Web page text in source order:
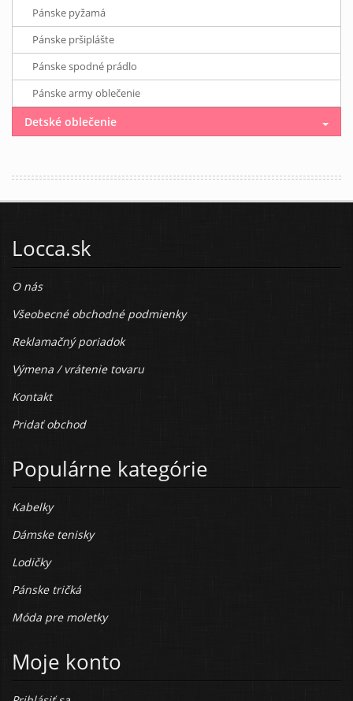
Pánske pyžamá
Pánske pršiplášte
Pánske spodné prádlo
Pánske army oblečenie
Detské oblečenie
Locca.sk
O nás
Všeobecné obchodné podmienky
Reklamačný poriadok
Výmena / vrátenie tovaru
Kontakt
Pridať obchod
Populárne kategórie
Kabelky
Dámske tenisky
Lodičky
Pánske tričká
Móda pre moletky
Moje konto